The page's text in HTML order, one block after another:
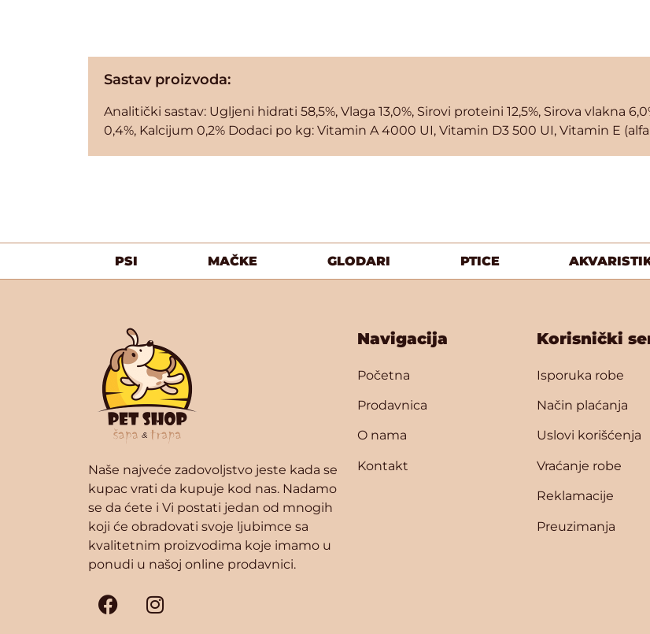
Sastav proizvoda:
Analitički sastav: Ugljeni hidrati 58,5%, Vlaga 13,0%, Sirovi proteini 12,5%, Sirova vlakna
0,4%, Kalcijum 0,2% Dodaci po kg: Vitamin A 4000 UI, Vitamin D3 500 UI, Vitamin E
PSI MAČKE GLODARI PTICE
Naše najveće zadovoljstvo jeste kada se
kupac vrati da kupuje kod nas. Nadamo
se da ćete i Vi postati jedan od mnogih
koji će obradovati svoje ljubimce sa
kvalitetnim proizvodima koje imamo u
ponudi u našoj online prodavnici.
Navigacija
Početna
Prodavnica
O nama
Kontakt
Korisnički
Isporuka robe
Način plaćanja
Uslovi korišćenja
Vraćanje robe
Reklamacije
Preuzimanja